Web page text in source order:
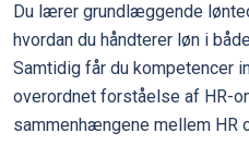
Du lærer grundlæggende
hvordan du håndterer løn i
Samtidig får du kompetencer
overordnet forståelse af HR-
sammenhængene mellem HR